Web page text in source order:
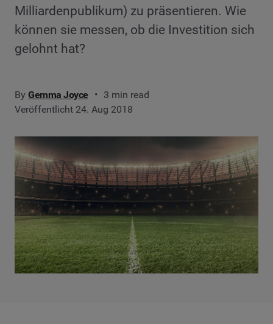
Milliardenpublikum) zu präsentieren. Wie
können sie messen, ob die Investition sich
gelohnt hat?
By Gemma Joyce
3 min read
Veröffentlicht 24. Aug 2018